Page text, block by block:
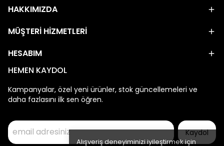
Alışveriş deneyiminizi iyileştirmek için
HAKKIMIZDA
MÜŞTERİ HİZMETLERİ
HESABIM
HEMEN KAYDOL
Kampanyalar, özel yeni ürünler, stok güncellemeleri ve
daha fazlasını ilk sen öğren.
Kaydol